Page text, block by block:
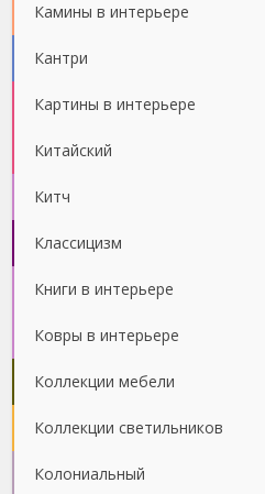
Камины в интерьере
Кантри
Картины в интерьере
Китайский
Китч
Классицизм
Книги в интерьере
Ковры в интерьере
Коллекции мебели
Коллекции светильников
Колониальный